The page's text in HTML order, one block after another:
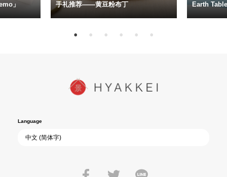
」
手礼推荐——黄豆粉布丁
Earth
Language